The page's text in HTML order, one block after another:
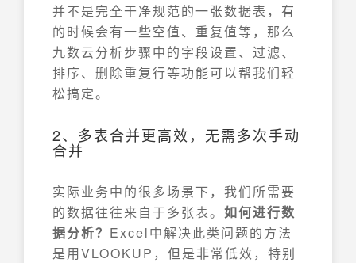
并不是完全干净规范的一张数据表，有
的时候会有一些空值、重复值等，那么
九数云分析步骤中的字段设置、过滤、
排序、删除重复行等功能可以帮我们轻
松搞定。
2、多表合并更高效，无需多次手动
合并
实际业务中的很多场景下，我们所需要
的数据往往来自于多张表。 如何进行数
据分析？ Excel中解决此类问题的方法
是用VLOOKUP，但是非常低效，特别